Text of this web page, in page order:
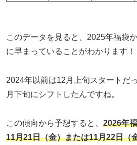
このデータを見ると、2025年福袋
に早まっていることがわかります！
2024年以前は12月上旬スタートだ
月下旬にシフトしたんですね。
この傾向から予想すると、 2026年
11月21日（金）または11月22日（